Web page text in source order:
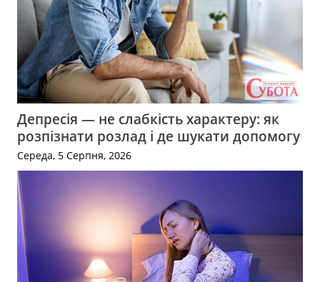
Депресія — не слабкість характеру: як
розпізнати розлад і де шукати допомогу
Середа, 5 Серпня, 2026